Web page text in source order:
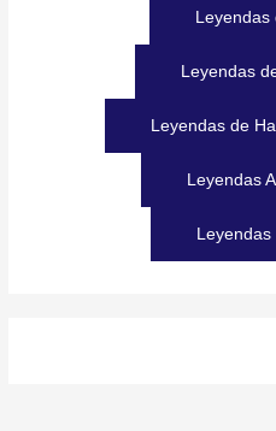
Leyendas
Leyendas
Leyendas de
Leyendas
Leyendas